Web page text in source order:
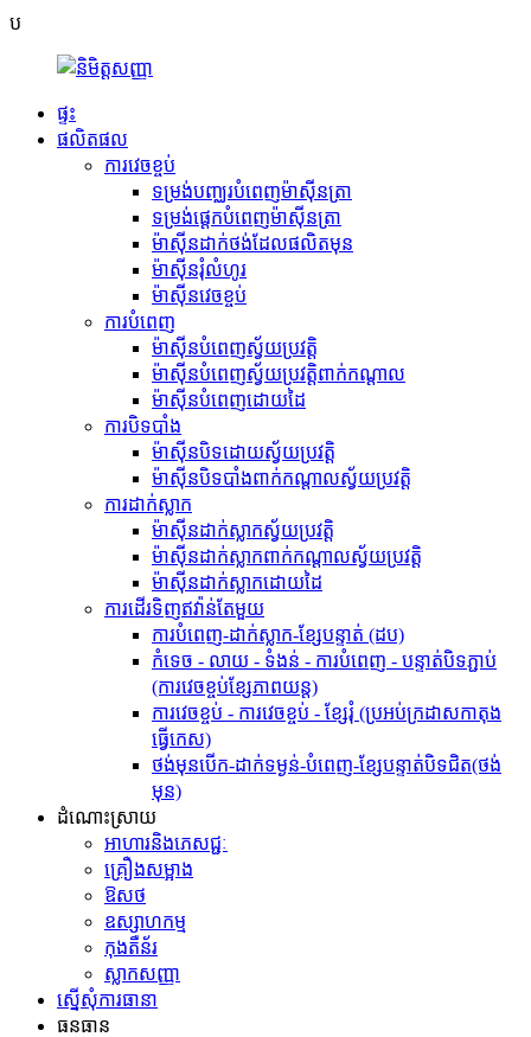
ប
ផ្ទះ
ផលិតផល
ការវេចខ្ចប់
ទម្រង់បញ្ឈរបំពេញម៉ាស៊ីនត្រា
ទម្រង់ផ្ដេកបំពេញម៉ាស៊ីនត្រា
ម៉ាស៊ីន​ដាក់​ថង់​ដែល​ផលិត​មុន​
ម៉ាស៊ីនរុំលំហូរ
ម៉ាស៊ីនវេចខ្ចប់
ការ​បំពេញ
ម៉ាស៊ីនបំពេញស្វ័យប្រវត្តិ
ម៉ាស៊ីនបំពេញស្វ័យប្រវត្តិពាក់កណ្តាល
ម៉ាស៊ីនបំពេញដោយដៃ
ការបិទបាំង
ម៉ាស៊ីនបិទដោយស្វ័យប្រវត្តិ
ម៉ាស៊ីនបិទបាំងពាក់កណ្តាលស្វ័យប្រវត្តិ
ការដាក់ស្លាក
ម៉ាស៊ីនដាក់ស្លាកស្វ័យប្រវត្តិ
ម៉ាស៊ីនដាក់ស្លាកពាក់កណ្តាលស្វ័យប្រវត្តិ
ម៉ាស៊ីនដាក់ស្លាកដោយដៃ
ការដើរទិញឥវ៉ាន់តែមួយ
ការបំពេញ-ដាក់ស្លាក-ខ្សែបន្ទាត់ (ដប)
កំទេច - លាយ - ទំងន់ - ការបំពេញ - បន្ទាត់បិទភ្ជាប់
(ការវេចខ្ចប់ខ្សែភាពយន្ត)
ការវេចខ្ចប់ - ការវេចខ្ចប់ - ខ្សែរុំ (ប្រអប់ក្រដាសកាតុង
ធ្វើកេស)
ថង់មុនបើក-ដាក់ទម្ងន់-បំពេញ-ខ្សែបន្ទាត់បិទជិត(ថង់
មុន)
ដំណោះស្រាយ
អាហារ​និង​ភេសជ្ជៈ
គ្រឿងសម្អាង
ឱសថ
ឧស្សាហកម្ម
កុងតឺន័រ
ស្លាក​សញ្ញា
ស្នើសុំការធានា
ធនធាន